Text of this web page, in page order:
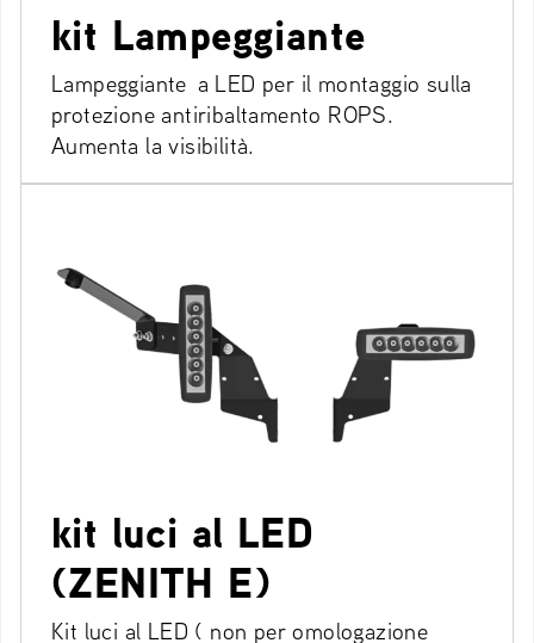
kit Lampeggiante
Lampeggiante a LED per il montaggio sulla
protezione antiribaltamento ROPS.
Aumenta la visibilità.
kit luci al LED
(ZENITH E)
Kit luci al LED ( non per omologazione